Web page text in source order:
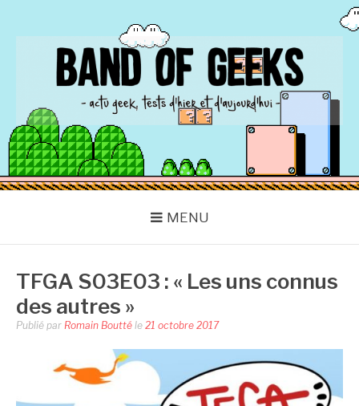
BAND OF GEEKS
Actu Geek d'hier et d'aujourd'hui
MENU
TFGA S03E03 : « Les uns connus
des autres »
Publié par Romain Boutté le 21 octobre 2017